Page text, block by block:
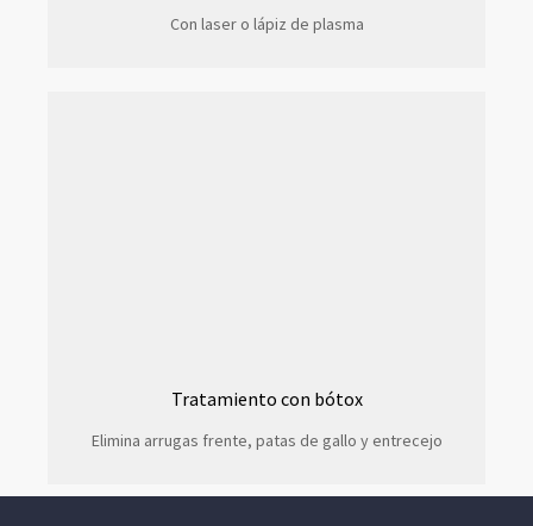
Con laser o lápiz de plasma
Tratamiento con bótox
Elimina arrugas frente, patas de gallo y entrecejo